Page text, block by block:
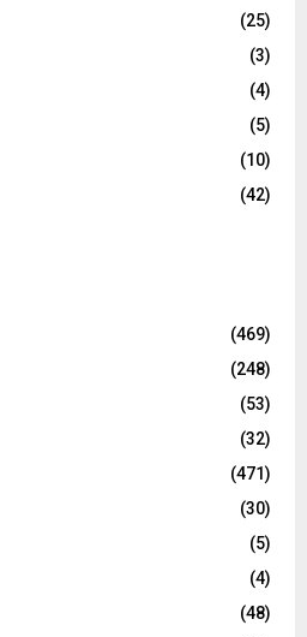
(25)
(3)
(4)
(5)
(10)
(42)
(469)
(248)
(53)
(32)
(471)
(30)
(5)
(4)
(48)